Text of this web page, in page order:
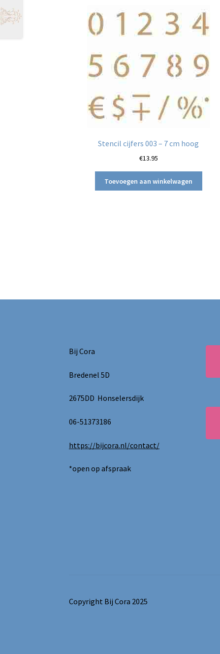
Stencil cijfers 003 – 7 cm hoog
€13.95
Toevoegen aan winkelwagen
Bij Cora
Bredenel 5D
2675DD Honselersdijk
06-51373186
https://bijcora.nl/contact/
*open op afspraak
Copyright Bij Cora 2025